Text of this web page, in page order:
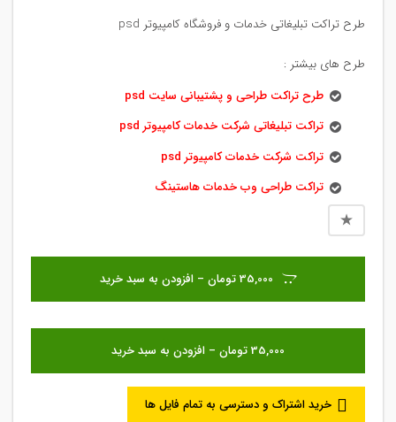
طرح تراکت تبلیغاتی خدمات و فروشگاه کامپیوتر psd
طرح های بیشتر :
طرح تراکت طراحی و پشتیبانی سایت psd
تراکت تبلیغاتی شرکت خدمات کامپیوتر psd
تراکت شرکت خدمات کامپیوتر psd
تراکت طراحی وب خدمات هاستینگ
35,000 تومان – افزودن به سبد خرید
خرید اشتراک و دسترسی به تمام فایل ها